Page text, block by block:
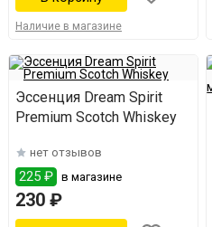
Наличие в магазине
Эссенция Dream Spirit
Premium Scotch Whiskey
нет отзывов
225 ₽ в магазине
230 ₽